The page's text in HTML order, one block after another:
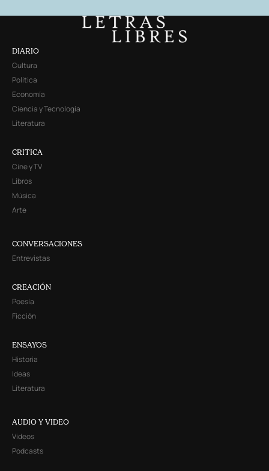
DIARIO
Cultura
Política
Economía
Ciencia y Tecnología
Literatura
CRITICA
Cine y TV
Libros
Música
Arte
CONVERSACIONES
Entrevistas
CREACIÓN
Poesía
Ficción
ENSAYOS
Historia
Ideas
Literatura
AUDIO Y VIDEO
Videos
Podcasts